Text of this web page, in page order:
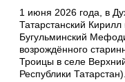
1 июня 2026 года, в
Татарстанский
Бугульминский
возрождённого
Троицы в селе
Республики Татарстан).